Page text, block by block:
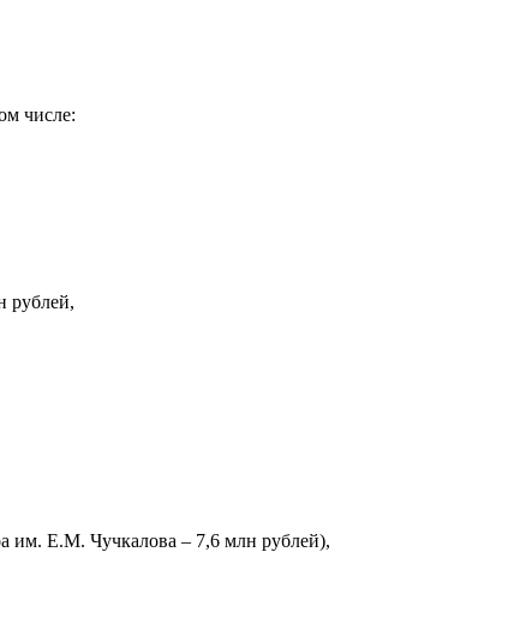
числе:
рублей,
им. Е.М. Чучкалова – 7,6 млн рублей),